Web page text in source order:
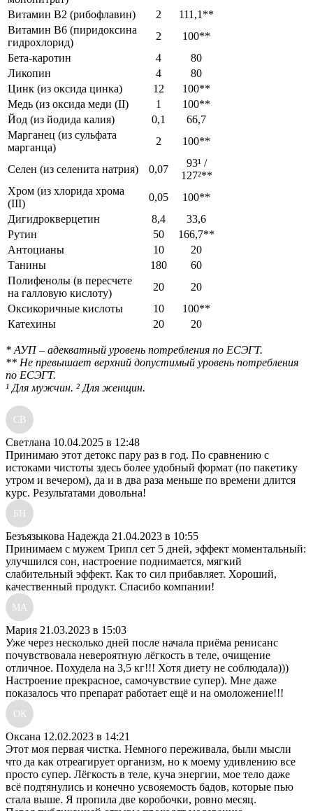
Витамин В2 (рибофлавин)
2
111,1**
Витамин В6 (пиридоксина
гидрохлорид)
2
100**
Бета-каротин
4
80
Ликопин
4
80
Цинк (из оксида цинка)
12
100**
Медь (из оксида меди (II)
1
100**
Йод (из йодида калия)
0,1
66,7
Марганец (из сульфата
марганца)
2 100**
Селен (из селенита натрия) 0,07
93¹ /
127²**
Хром (из хлорида хрома
(III)
0,05
100**
Дигидрокверцетин
8,4
33,6
Рутин
50
166,7**
Антоцианы
10
20
Танины
180
60
Полифенолы (в пересчете
на галловую кислоту)
20
20
Оксикоричные кислоты
10
100**
Катехины
20 20
* АУП – адекватный уровень потребления по ЕСЭГТ.
** Не превышает верхний допустимый уровень потребления
по ЕСЭГТ.
¹ Для мужчин. ² Для женщин.
СВ
Светлана 10.04.2025 в 12:48
Принимаю этот детокс пару раз в год. По сравнению с
истоками чистоты здесь более удобный формат (по пакетику
утром и вечером), да и в два раза меньше по времени длится
курс. Результатами довольна!
БН
Безъязыкова Надежда 21.04.2023 в 10:55
Принимаем с мужем Трипл сет 5 дней, эффект моментальный:
улучшился сон, настроение поднимается, мягкий
слабительный эффект. Как то сил прибавляет. Хороший,
качественный продукт. Спасибо компании!
МА
Мария 21.03.2023 в 15:03
Уже через несколько дней после начала приёма ренисанс
почувствовала невероятную лёгкость в теле, очищение
отличное. Похудела на 3,5 кг!!! Хотя диету не соблюдала)))
Настроение прекрасное, самочувствие супер). Мне даже
показалось что препарат работает ещё и на омоложение!!!
ОК
Оксана 12.02.2023 в 14:21
Этот моя первая чистка. Немного переживала, были мысли
что да как отреагирует организм, но к моему удивлению все
просто супер. Лёгкость в теле, куча энергии, мое тело даже
всё подтянулись и конечно усвояемость бадов, которые пью
стала выше. Я пропила две коробочки, ровно месяц.